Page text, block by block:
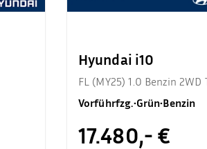
Hyundai i10
FL (MY25) 1.0 Benzin 2WD
Komfortpaket
Vorführfzg.•Grün•Benzin
17.480,- €